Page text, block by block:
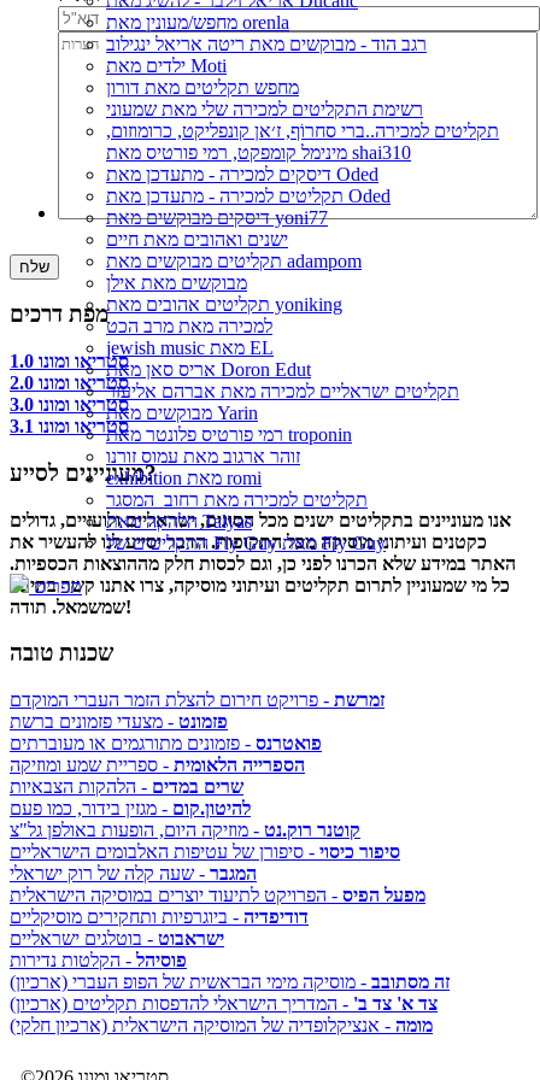
מחפש/מעונין מאת orenla
רגב הוד - מבוקשים מאת ריטה אריאל ינגילוב
ילדים מאת Moti
מחפש תקליטים מאת דורון
רשימת התקליטים למכירה שלי מאת שמעוני
תקליטים למכירה..ברי סחרוֹף, ז׳אן קונפליקט, כרומוזום,
מינימל קומפקט, רמי פורטיס מאת shai310
דיסקים למכירה - מתעדכן מאת Oded
תקליטים למכירה - מתעדכן מאת Oded
דיסקים מבוקשים מאת yoni77
ישנים ואהובים מאת חיים
תקליטים מבוקשים מאת adampom
מבוקשים מאת אילן
תקליטים אהובים מאת yoniking
למכירה מאת מרב הכט
jewish music מאת EL
אריס סאן מאת Doron Edut
תקליטים ישראליים למכירה מאת אברהם אליעזר
מבוקשים מאת Yarin
רמי פורטיס פלונטר מאת troponin
זוהר ארגוב מאת עמוס זורנו
exhibition מאת romi
תקליטים למכירה מאת רחוב_המסגר
הלהקה מאת Talyas
התקליטים של Fly Guy מאת Fly Guy
תפריט
מפת דרכים
סטריאו ומונו 1.0
סטריאו ומונו 2.0
סטריאו ומונו 3.0
סטריאו ומונו 3.1
מעוניינים לסייע?
אנו מעוניינים בתקליטים ישנים מכל הסוגים, ישראליים ולועזיים, גדולים
כקטנים ועיתוני מוסיקה מכל התקופות. הדבר יסייע לנו להעשיר את
האתר במידע שלא הכרנו לפני כן, וגם לכסות חלק מההוצאות הכספיות.
כל מי שמעוניין לתרום תקליטים ועיתוני מוסיקה, צרו אתנו קשר בתיבה
שמשמאל. תודה!
שכנות טובה
זמרשת - פרויקט חירום להצלת הזמר העברי המוקדם
פזמונט - מצעדי פזמונים ברשת
פואטרנס - פזמונים מתורגמים או מעוברתים
הספרייה הלאומית - ספריית שמע ומוזיקה
שרים במדים - הלהקות הצבאיות
להיטון.קום - מגזין בידור, כמו פעם
קוטנר רוק.נט - מוזיקה היום, הופעות באולפן גל"צ
סיפור כיסוי - סיפורן של עטיפות האלבומים הישראליים
המגבר - שעה קלה של רוק ישראלי
מפעל הפיס - הפרויקט לתיעוד יוצרים במוסיקה הישראלית
דודיפדיה - ביוגרפיות ותחקירים מוסיקליים
ישראבוט - בוטלגים ישראליים
פוסיהל - הקלטות נדירות
זה מסתובב - מוסיקה מימי הבראשית של הפופ העברי (ארכיון)
צד א' צד ב' - המדריך הישראלי להדפסות תקליטים (ארכיון)
מומה - אנציקלופדיה של המוסיקה הישראלית (ארכיון חלקי)